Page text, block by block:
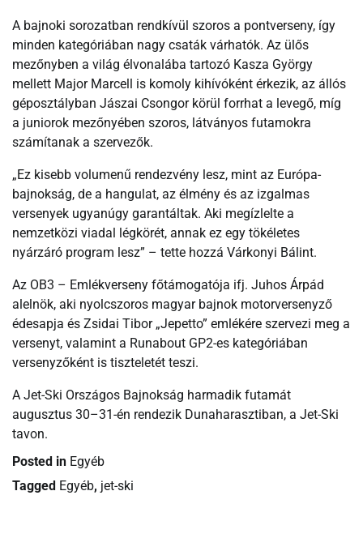
A bajnoki sorozatban rendkívül szoros a pontverseny, így
minden kategóriában nagy csaták várhatók. Az ülős
mezőnyben a világ élvonalába tartozó Kasza György
mellett Major Marcell is komoly kihívóként érkezik, az állós
géposztályban Jászai Csongor körül forrhat a levegő, míg
a juniorok mezőnyében szoros, látványos futamokra
számítanak a szervezők.
„Ez kisebb volumenű rendezvény lesz, mint az Európa-
bajnokság, de a hangulat, az élmény és az izgalmas
versenyek ugyanúgy garantáltak. Aki megízlelte a
nemzetközi viadal légkörét, annak ez egy tökéletes
nyárzáró program lesz” – tette hozzá Várkonyi Bálint.
Az OB3 – Emlékverseny főtámogatója ifj. Juhos Árpád
alelnök, aki nyolcszoros magyar bajnok motorversenyző
édesapja és Zsidai Tibor „Jepetto” emlékére szervezi meg a
versenyt, valamint a Runabout GP2-es kategóriában
versenyzőként is tiszteletét teszi.
A Jet-Ski Országos Bajnokság harmadik futamát
augusztus 30–31-én rendezik Dunaharasztiban, a Jet-Ski
tavon.
Posted in Egyéb
Tagged Egyéb, jet-ski